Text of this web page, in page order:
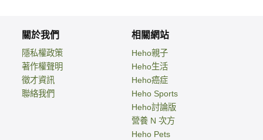
關於我們
隱私權政策
著作權聲明
徵才資訊
聯絡我們
相關網站
Heho親子
Heho生活
Heho癌症
Heho Sports
Heho討論版
營養 N 次方
Heho Pets